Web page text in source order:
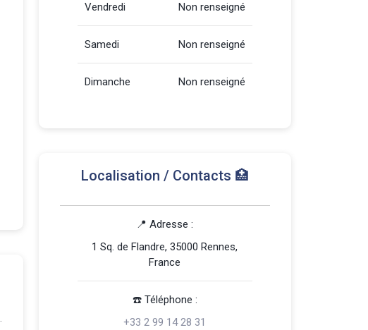
Vendredi Non renseigné
Samedi Non renseigné
Dimanche Non renseigné
Localisation / Contacts 🏥
📍 Adresse :
1 Sq. de Flandre, 35000 Rennes,
France
☎️️ Téléphone :
+33 2 99 14 28 31